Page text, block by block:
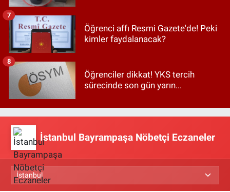
Öğrenci affı Resmi Gazete'de! Peki
kimler faydalanacak?
7
Öğrenciler dikkat! YKS tercih
sürecinde son gün yarın...
8
İstanbul Bayrampaşa Nöbetçi Eczaneler